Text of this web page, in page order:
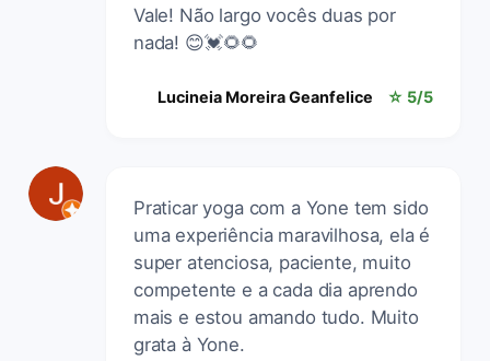
Vale! Não largo vocês duas por
nada! 😊💓🌻🌻
Lucineia Moreira Geanfelice ☆ 5/5
Praticar yoga com a Yone tem sido
uma experiência maravilhosa, ela é
super atenciosa, paciente, muito
competente e a cada dia aprendo
mais e estou amando tudo. Muito
grata à Yone.